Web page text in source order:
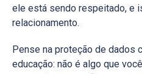
ele está sendo respeitado, e
relacionamento.
Pense na proteção de dados
educação: não é algo que